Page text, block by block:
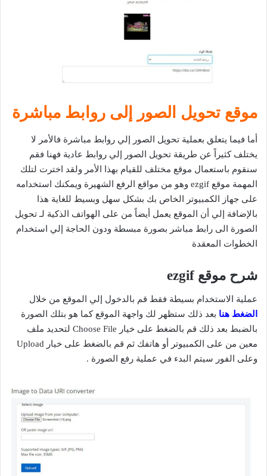
موقع تحويل الصور إلى روابط مباشرة
أما فيما يتعلق بعملية تحويل الصور إلي روابط مباشرة فالأمر لا
يختلف كثيراً عن طريقة تحويل الصور إلي روابط عادية فهنا فقم
سنقوم باستعمال موقع مختلف للقيام بهذا الأمر ولقد اخترت لتلك
المهمة موقع ezgif وهو من مواقع الرفع الشهيرة ويمكنك استخدامه
على جهاز الكمبيوتر الخاص بك بشكل سهل وبسيط للغاية هذا
بالإضافة إلي أن الموقع يعمل أيضاً من على الهواتف الذكية لـ تحويل
الصورة الى رابط مباشر بصورة مبسطة ودون الحاجة إلي استخدام
الخطوات المعقدة
شرح موقع ezgif
عملية الاستخدام بسيطة فقط قم بالدخول إلي الموقع من خلال
الضغط هنا بعد ذلك ستظهر لك واجهة الموقع كما هو بتلك الصورة
بالضبط بعد ذلك قم بالضغط على خيار Choose File لتحديد ملف
معين من على الكمبيوتر أو هاتفك ثم قم بالضغط على خيار Upload
وعلى الفور سيتم البدء في عملية رفع الصورة .